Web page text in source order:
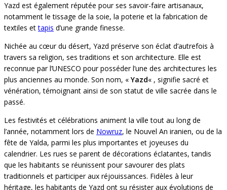
Yazd est également réputée pour ses savoir-faire artisanaux,
notamment le tissage de la soie, la poterie et la fabrication de
textiles ettapis d’une grande finesse.
Nichée au cœur du désert, Yazd préserve son éclat d’autrefois à
travers sa religion, ses traditions et son architecture. Elle est
reconnue par l’UNESCO pour posséder l’une des architectures les
plus anciennes au monde. Son nom, «Yazd« , signifie sacré et
vénération, témoignant ainsi de son statut de ville sacrée dans le
passé.
Les festivités et célébrations animent la ville tout au long de
l’année, notamment lors de Nowruz, le Nouvel An iranien, ou de la
fête de Yalda, parmi les plus importantes et joyeuses du
calendrier. Les rues se parent de décorations éclatantes, tandis
que les habitants se réunissent pour savourer des plats
traditionnels et participer aux réjouissances. Fidèles à leur
héritage, les habitants de Yazd ont su résister aux évolutions de